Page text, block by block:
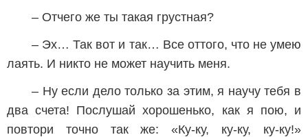
– Отчего же ты такая грустная?
– Эх… Так вот и так… Все оттого, что не умею
лаять. И никто не может научить меня.
– Ну если дело только за этим, я научу тебя в
два счета! Послушай хорошенько, как я пою, и
повтори точно так же: «Ку-ку, ку-ку, ку-ку!»